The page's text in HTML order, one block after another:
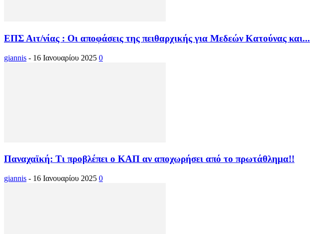
ΕΠΣ Αιτ/νίας : Οι αποφάσεις της πειθαρχικής για Μεδεών Κατούνας και...
giannis - 16 Ιανουαρίου 2025 0
Παναχαϊκή: Τι προβλέπει ο ΚΑΠ αν αποχωρήσει από το πρωτάθλημα!!
giannis - 16 Ιανουαρίου 2025 0